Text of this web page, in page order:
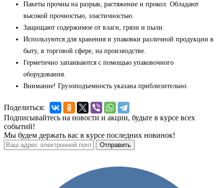
Пакеты прочны на разрыв, растяжение и прокол. Обладают
высокой прочностью, эластичностью.
Защищают содержимое от влаги, грязи и пыли.
Используются для хранения и упаковки различной продукции в
быту, в торговой сфере, на производстве.
Герметично запаиваются с помощью упаковочного
оборудования.
Внимание! Грузоподъемность указана приблизительно.
Поделиться:
Подписывайтесь на новости и акции, будьте в курсе всех
событий!
Мы будем держать вас в курсе последних новинок!